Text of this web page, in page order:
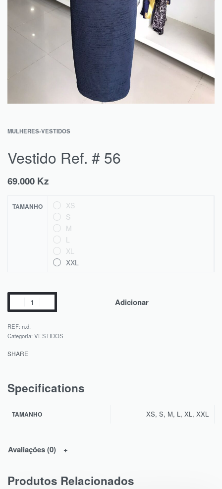
MULHERES›VESTIDOS
Vestido Ref. # 56
69.000 Kz
TAMANHO
XS
S
M
L
XL
XXL
Adicionar
REF: n.d.
Categoria: VESTIDOS
SHARE
Specifications
TAMANHO XS, S, M, L, XL, XXL
Avaliações (0)
Produtos Relacionados